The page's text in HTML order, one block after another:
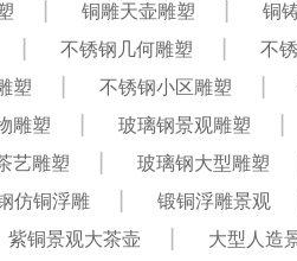
铜雕天壶雕塑 铜
不锈钢几何雕塑 不
塑 不锈钢小区雕塑
雕塑 玻璃钢景观雕塑
艺雕塑 玻璃钢大型雕塑
仿铜浮雕 锻铜浮雕景观
紫铜景观大茶壶
大型人造